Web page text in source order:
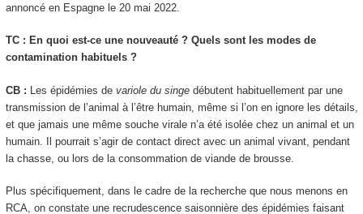
annoncé en Espagne le 20 mai 2022.
TC : En quoi est-ce une nouveauté ? Quels sont les modes de
contamination habituels ?
CB : Les épidémies de variole du singedébutent habituellement par une
transmission de l’animal à l’être humain, même si l’on en ignore les détails,
et que jamais une même souche virale n’a été isolée chez un animal et un
humain. Il pourrait s’agir de contact direct avec un animal vivant, pendant
la chasse, ou lors de la consommation de viande de brousse.
Plus spécifiquement, dans le cadre de la recherche que nous menons en
RCA, on constate une recrudescence saisonnière des épidémies faisant